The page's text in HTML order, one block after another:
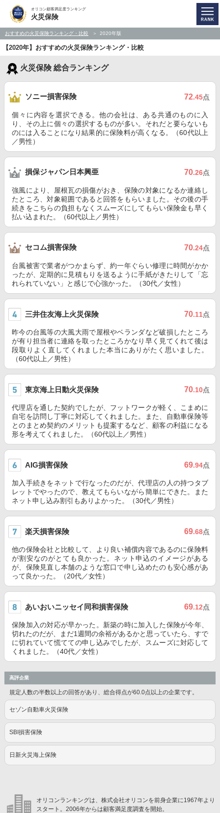
オリコン顧客満足度ランキング
火災保険
おすすめの火災保険ランキング・比較 2020年版
【2020年】おすすめの火災保険ランキング・比較
火災保険 総合ランキング
ソニー損害保険 72.45点
個々に内容を選択できる。他の会社は、ある共通のものに入
り、その上に個々の選択するものが多い。それだと要らないも
のには入ることになり結果的に保険料が高くなる。（60代以上
／男性）
損保ジャパン日本興亜 70.26点
強風により、屋根瓦の損傷がおき、保険の対象になるか連絡し
たところ、対象範囲であると回答をもらいました。その後の手
続きをこちらの負担もなくスムーズにしてもらい保険金も早く
払い込まれた。（60代以上／男性）
セコム損害保険 70.24点
台風被害で業者がつかまらず、約一年ぐらい修理に時間がかか
ったが、定期的に見積もりを送るように手紙がきたりして「忘
れられていない」と感じで心強かった。（30代／女性）
三井住友海上火災保険 70.11点
昨今の台風等の大風大雨で屋根やベランダなど破損したところ
が有り担当者に連絡を取ったところかなり早く見てくれて後は
段取りよく直してくれました本当にありがたく思いました。
（60代以上／男性）
東京海上日動火災保険 70.10点
代理店を通した契約でしたが、フットワークが軽く、こまめに
自宅を訪問し丁寧に対応してくれました。また、自動車保険等
とのまとめ契約のメリットも提案するなど、顧客の利益になる
形を考えてくれました。（60代以上／男性）
AIG損害保険 69.94点
加入手続きをネットで行なったのだが、代理店の人の持つタブ
レットでやったので、教えてもらいながら簡単にできた。また
ネット申し込み割引もありよかった。（30代／男性）
楽天損害保険 69.68点
他の保険会社と比較して、より良い補償内容であるのに保険料
が割安なのがとても良かった。ネット申込のイメージがある
が、保険見直し本舗のような窓口で申し込めたのも安心感があ
って良かった。（20代／女性）
あいおいニッセイ同和損害保険 69.12点
保険加入の対応が早かった。新築の時に加入した保険が今年、
切れたのだが、まだ1週間の余裕があるかと思っていたら、すで
に切れていて慌てての申し込みでしたが、スムーズに対応して
くれました。（40代／女性）
高評企業
規定人数の半数以上の回答があり、総合得点が60.0点以上の企業です。
セゾン自動車火災保険
SBI損害保険
日新火災海上保険
オリコンランキングは、株式会社オリコンを前身企業に1967年より
スタート。2006年からは顧客満足度調査を開始。